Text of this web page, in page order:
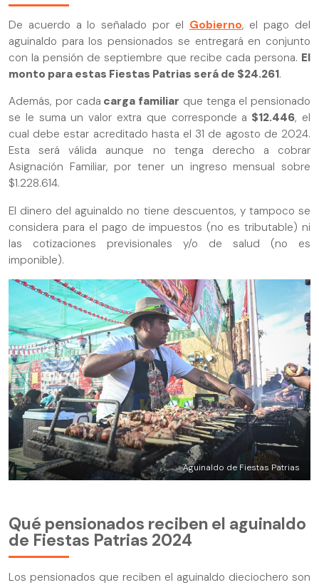
De acuerdo a lo señalado por el Gobierno, el pago del
aguinaldo para los pensionados se entregará en conjunto
con la pensión de septiembre que recibe cada persona. El
monto para estas Fiestas Patrias será de $24.261.
Además, por cada carga familiar que tenga el pensionado
se le suma un valor extra que corresponde a $12.446, el
cual debe estar acreditado hasta el 31 de agosto de 2024.
Esta será válida aunque no tenga derecho a cobrar
Asignación Familiar, por tener un ingreso mensual sobre
$1.228.614.
El dinero del aguinaldo no tiene descuentos, y tampoco se
considera para el pago de impuestos (no es tributable) ni
las cotizaciones previsionales y/o de salud (no es
imponible).
Aguinaldo de Fiestas Patrias
Qué pensionados reciben el aguinaldo
de Fiestas Patrias 2024
Los pensionados que reciben el aguinaldo dieciochero son